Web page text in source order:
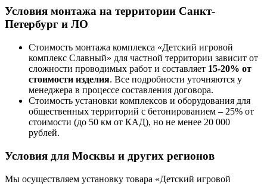
Условия монтажа на территории Санкт-
Петербург и ЛО
Стоимость монтажа комплекса «Детский игровой
комплекс Славный» для частной территории зависит от
сложности проводимых работ и составляет 15-20% от
стоимости изделия. Все подробности уточняются у
менеджера в процессе составления договора.
Стоимость установки комплексов и оборудования для
общественных территорий с бетонированием – 25% от
стоимости (до 50 км от КАД), но не менее 20 000
рублей.
Условия для Москвы и других регионов
Мы осуществляем установку товара «Детский игровой